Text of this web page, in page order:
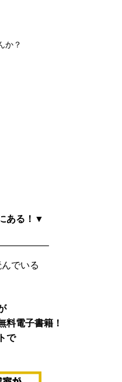
か？
ある！▼
でいる
料電子書籍！
で